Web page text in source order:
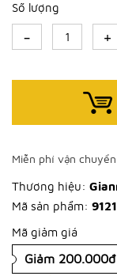
Số lượng
- +
Miễn phí vận
Thương hiệu:
Mã sản phẩm:
Mã giảm giá
Giảm 200.000đ